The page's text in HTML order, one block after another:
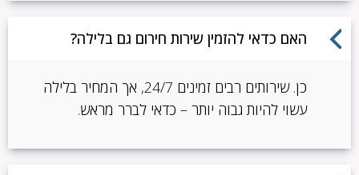
האם כדאי להזמין שירות חירום גם בלילה?
כן. שירותים רבים זמינים 24/7, אך המחיר בלילה
עשוי להיות גבוה יותר – כדאי לברר מראש.